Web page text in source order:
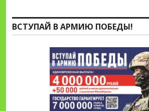
ВСТУПАЙ В АРМИЮ ПОБЕДЫ!